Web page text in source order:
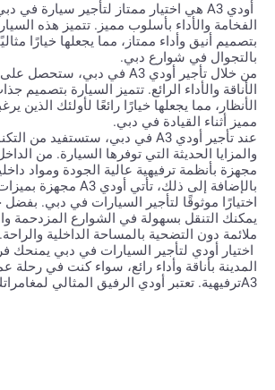
أودي
هي اختيار ممتاز لتأجير سيارة في
الفخامة والأداء بأسلوب مميز. تتميز هذه
بتصميم أنيق وأداء ممتاز، مما يجعلها خيارًا
بالتجوال في شوارع دبي.
من خلال تأجير أودي
في دبي، ستحصل على
الأناقة والأداء الرائع. تتميز السيارة بتصميم
الأنظار، مما يجعلها خيارًا رائعًا لأولئك
مميز أثناء القيادة في دبي.
عند تأجير أودي
في دبي، ستستفيد من
والمزايا الحديثة التي توفرها السيارة. من
مجهزة بأنظمة ترفيهية عالية الجودة ومواد
بالإضافة إلى ذلك، تأتي أودي
مجهزة
اختيارًا موثوقًا لتأجير السيارات في دبي.
يمكنك التنقل بسهولة في الشوارع المزدحمة
ملائمة دون التضحية بالمساحة الداخلية والراحة.
اختيار أودي لتأجير السيارات في دبي
المدينة بأناقة وأداء رائع، سواء كنت في
ترفيهية. تعتبر أوديA3 الرفيق المثالي